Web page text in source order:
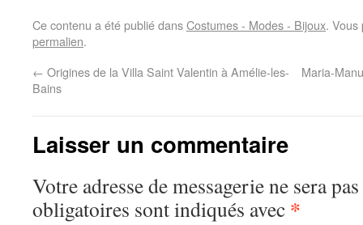
Ce contenu a été publié dansCostumes - Modes - Bijoux.
permalien.
← Origines de la Villa Saint Valentin à Amélie-les-
Bains
Maria-
Laisser un commentaire
Votre adresse de messagerie ne sera
obligatoires sont indiqués avec *